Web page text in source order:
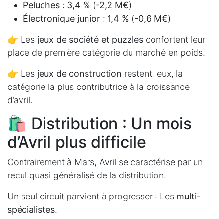
Peluches : 3,4 % (-2,2 M€)
Électronique junior : 1,4 % (-0,6 M€)
👉 Les jeux de société et puzzles confortent leur
place de première catégorie du marché en poids.
👉 Les jeux de construction restent, eux, la
catégorie la plus contributrice à la croissance
d’avril.
🛍️ Distribution : Un mois
d’Avril plus difficile
Contrairement à Mars, Avril se caractérise par un
recul quasi généralisé de la distribution.
Un seul circuit parvient à progresser : Les multi-
spécialistes.